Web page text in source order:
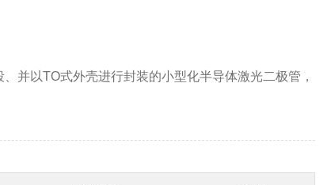
并以TO式外壳进行封装的小型化半导体激光二极管，